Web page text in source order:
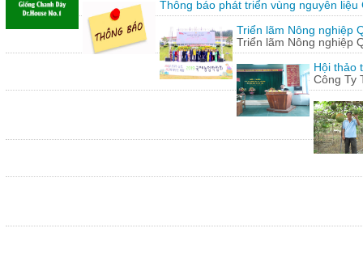
Thông báo phát triển vùng nguyên liệu
Triển lãm Nông nghiệp
Triển lãm Nông nghiệp
Hội thảo
Công Ty